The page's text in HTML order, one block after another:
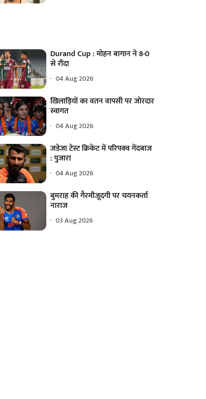
Durand Cup : मोहन बागान ने 8-0
से रौंदा
04 Aug 2026
खिलाड़ियों का वतन वापसी पर जोरदार
स्वागत
04 Aug 2026
जडेजा टेस्ट क्रिकेट में परिपक्व गेंदबाज
: पुजारा
04 Aug 2026
बुमराह की गैरमौजूदगी पर चयनकर्ता
नाराज
03 Aug 2026